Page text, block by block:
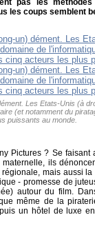
pas les
les coups semblent
Les Etats-Unis (à
(et notamment du
puissants au monde.
Pictures ? Se faisant
ils
mais aussi
- promesse de
autour du film.
même de la
un hôtel de luxe